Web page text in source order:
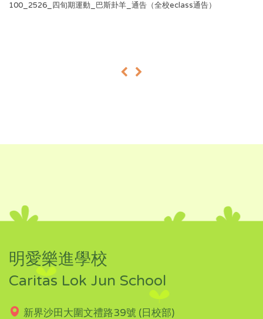
100_2526_四旬期運動_巴斯卦羊_通告（全校eclass通告）
« »
明愛樂進學校
Caritas Lok Jun School
新界沙田大圍文禮路39號 (日校部)